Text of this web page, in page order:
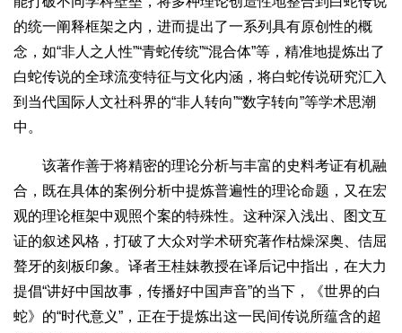
的统一阐释框架之内，进而提出了一系列具有原创性的概
念，如“非人之人性”“青蛇传统”“混合体”等，精准地提炼出了
白蛇传说的全球流变特征与文化内涵，将白蛇传说研究汇入
到当代国际人文社科界的“非人转向”“数字转向”等学术思潮
中。
该著作善于将精密的理论分析与丰富的史料考证有机融
合，既在具体的案例分析中提炼普遍性的理论命题，又在宏
观的理论框架中观照个案的特殊性。这种深入浅出、图文互
证的叙述风格，打破了大众对学术研究著作枯燥深奥、佶屈
聱牙的刻板印象。译者王桂妹教授在译后记中指出，在大力
提倡“讲好中国故事，传播好中国声音”的当下，《世界的白
蛇》的“时代意义”，正在于提炼出这一民间传说所蕴含的超